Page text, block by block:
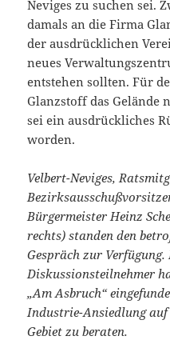
Neviges zu suchen sei.
damals an die Firma
der ausdrücklichen
neues
entstehen sollten. Für
Glanzstoff das Gelände
sei ein ausdrückliches
worden.
Velbert-Neviges,
Bürgermeister Heinz
rechts) standen den
Gespräch zur Verfügung.
Diskussionsteilnehmer
„Am Asbruch“
Industrie-Ansiedlung
Gebiet zu beraten.